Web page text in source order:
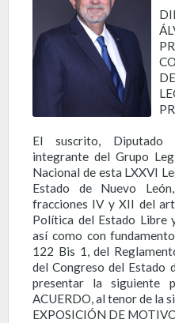
El suscrito, Diputado
integrante del Grupo
Nacional de esta LXXVI
Estado de Nuevo
fracciones IV y XII del
Política del Estado Libre
así como con
122 Bis 1, del
del Congreso del Estado
presentar la siguiente
ACUERDO, al tenor de la
EXPOSICIÓN DE